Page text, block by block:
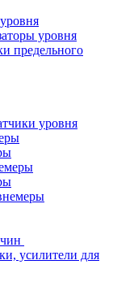
уровня
предельного
уровня
усилители для